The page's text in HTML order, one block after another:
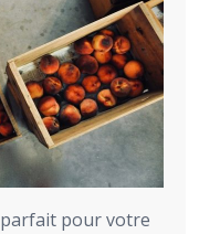
parfait pour votre